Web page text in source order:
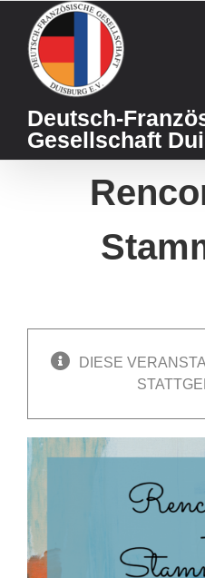
content
Deutsch-
Gesellschaft
DIESE